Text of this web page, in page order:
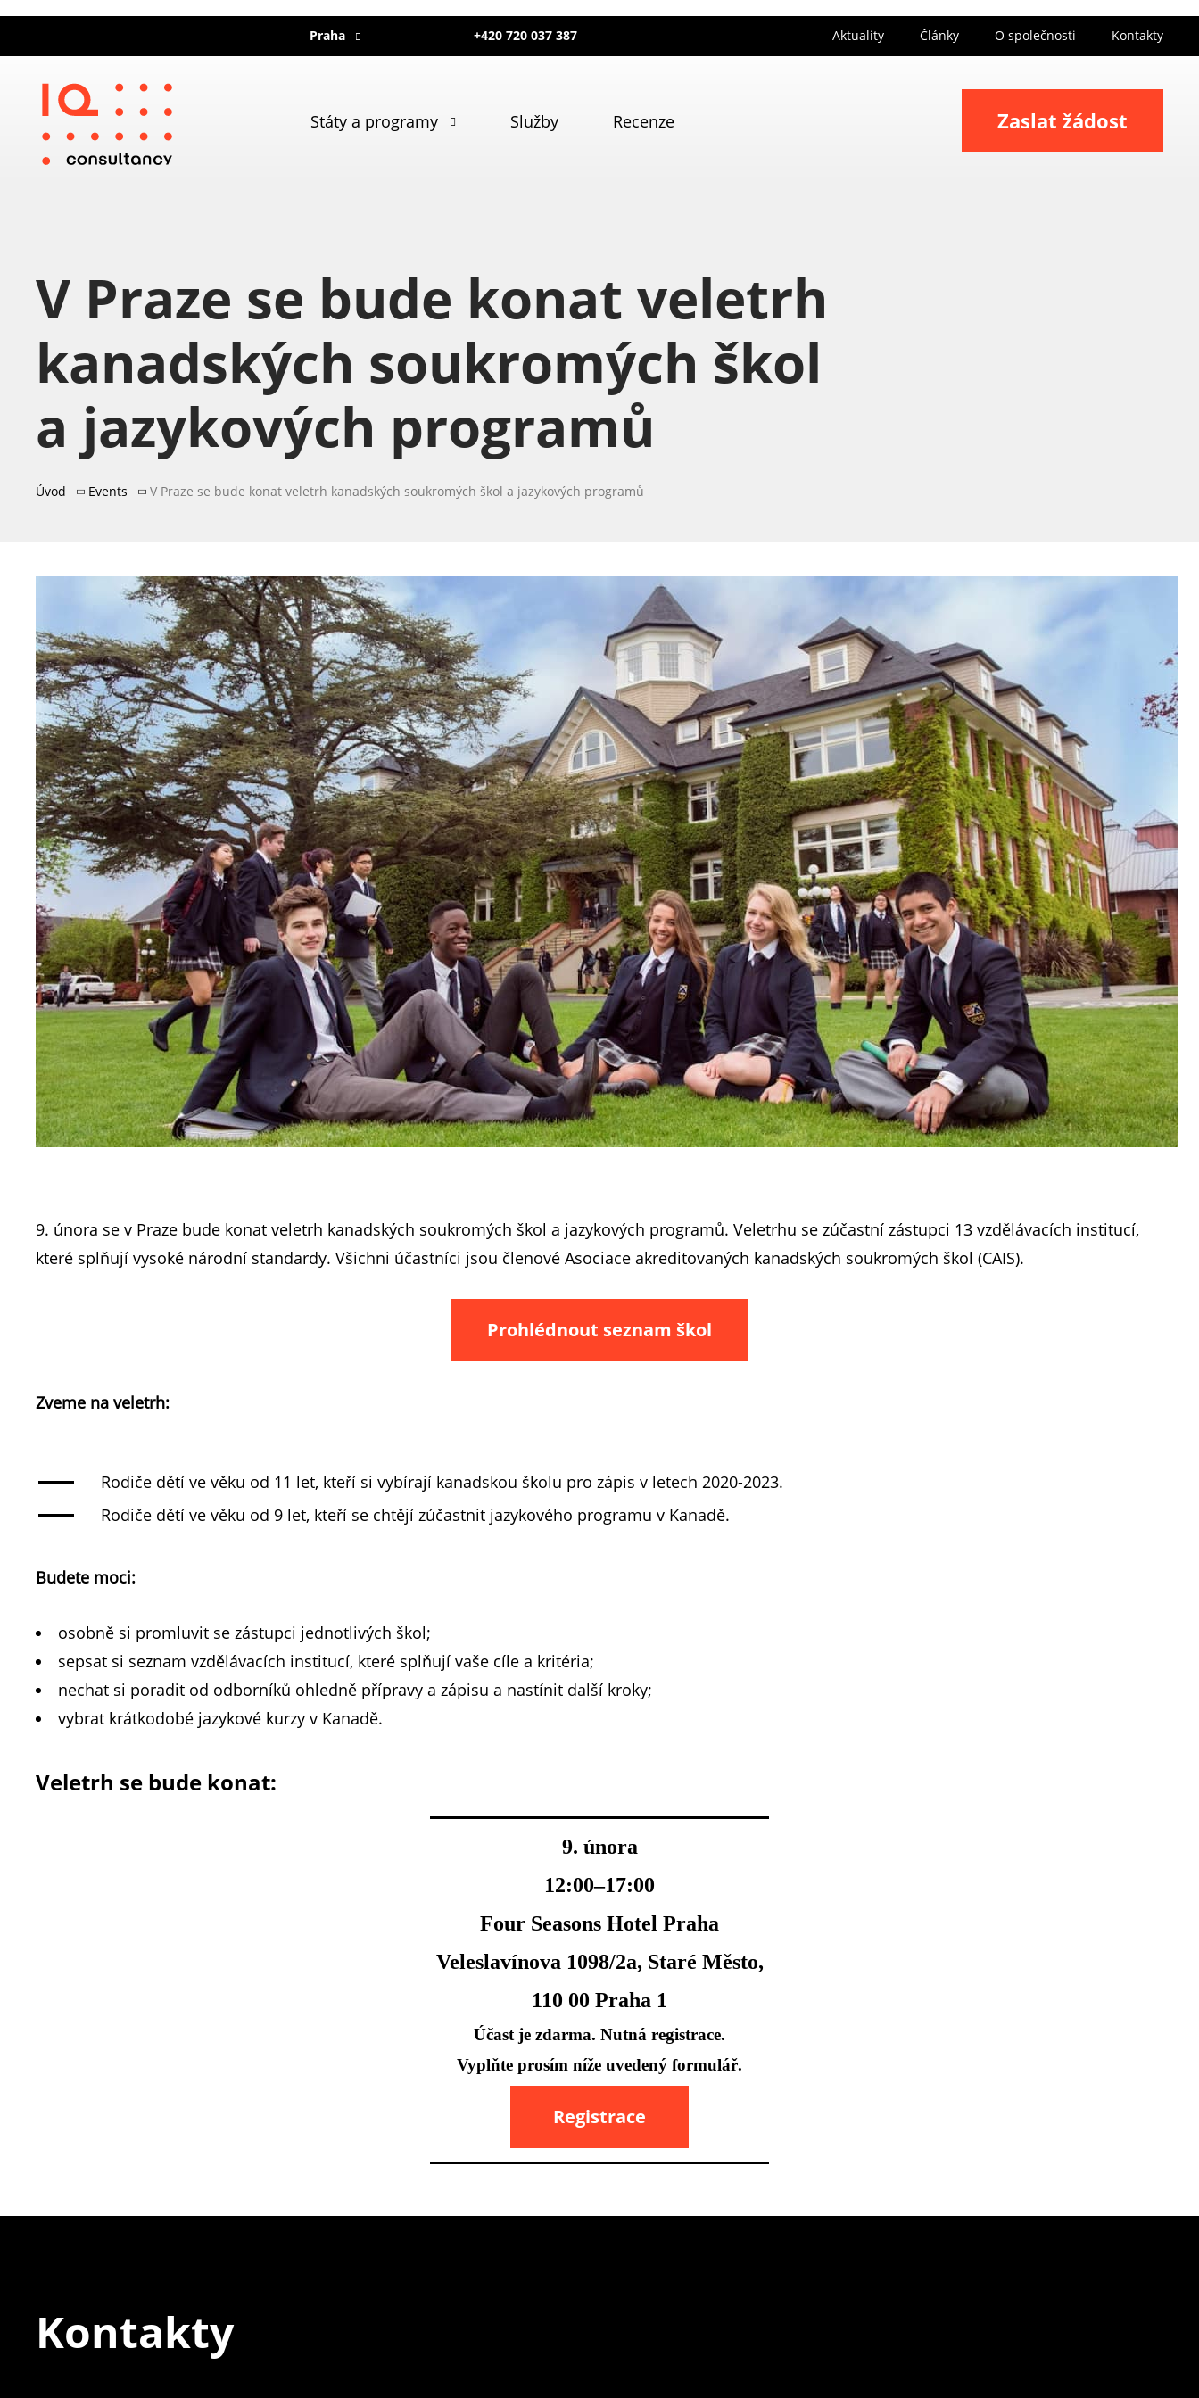
Praha +420 720 037 387 Aktuality Články O společnosti Kontakty
Státy a programy Služby Recenze Zaslat žádost
V Praze se bude konat veletrh
kanadských soukromých škol
a jazykových programů
Úvod Events V Praze se bude konat veletrh kanadských soukromých škol a jazykových programů
9. února se v Praze bude konat veletrh kanadských soukromých škol a jazykových programů. Veletrhu se zúčastní zástupci 13 vzdělávacích institucí,
které splňují vysoké národní standardy. Všichni účastníci jsou členové Asociace akreditovaných kanadských soukromých škol (CAIS).
Prohlédnout seznam škol
Zveme na veletrh:
Rodiče dětí ve věku od 11 let, kteří si vybírají kanadskou školu pro zápis v letech 2020-2023.
Rodiče dětí ve věku od 9 let, kteří se chtějí zúčastnit jazykového programu v Kanadě.
Budete moci:
osobně si promluvit se zástupci jednotlivých škol;
sepsat si seznam vzdělávacích institucí, které splňují vaše cíle a kritéria;
nechat si poradit od odborníků ohledně přípravy a zápisu a nastínit další kroky;
vybrat krátkodobé jazykové kurzy v Kanadě.
Veletrh se bude konat:
9. února
12:00–17:00
Four Seasons Hotel Praha
Veleslavínova 1098/2a, Staré Město,
110 00 Praha 1
Účast je zdarma. Nutná registrace.
Vyplňte prosím níže uvedený formulář.
Registrace
Kontakty